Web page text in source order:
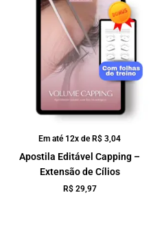
Em até 12x de R$ 3,04
Apostila Editável Capping –
Extensão de Cílios
R$29,97